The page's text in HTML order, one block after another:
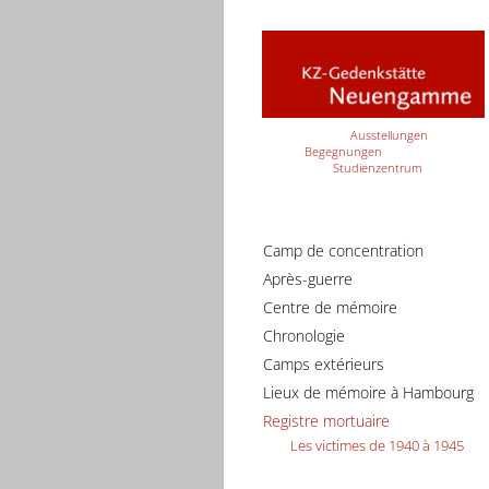
Ausstellungen
Begegnungen
Studienzentrum
Camp de concentration
Après-guerre
Centre de mémoire
Chronologie
Camps extérieurs
Lieux de mémoire à Hambourg
Registre mortuaire
Les victimes de 1940 à 1945